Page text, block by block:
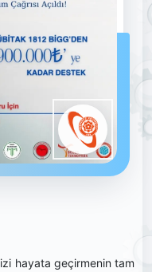
hayata geçirmenin tam